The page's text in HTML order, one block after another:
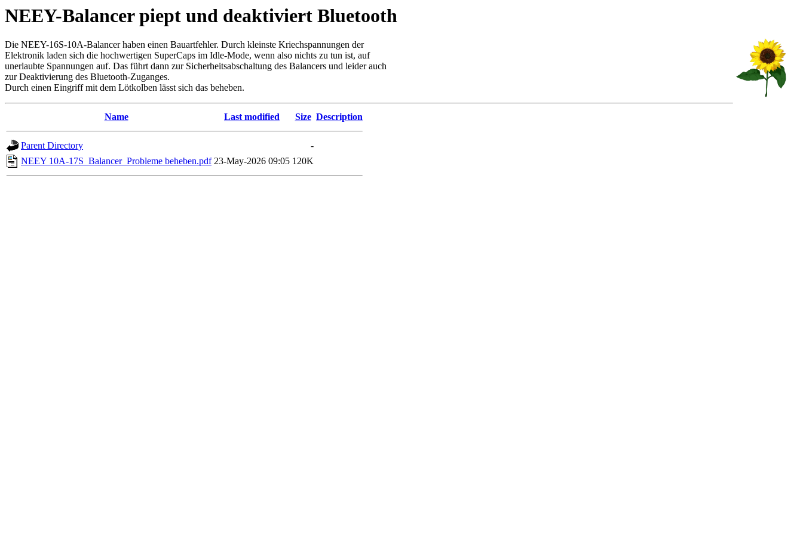
NEEY-Balancer piept und deaktiviert Bluetooth
Die NEEY-16S-10A-Balancer haben einen Bauartfehler. Durch kleinste Kriechspannungen der
Elektronik laden sich die hochwertigen SuperCaps im Idle-Mode, wenn also nichts zu tun ist, auf
unerlaubte Spannungen auf. Das führt dann zur Sicherheitsabschaltung des Balancers und leider auch
zur Deaktivierung des Bluetooth-Zuganges.
Durch einen Eingriff mit dem Lötkolben lässt sich das beheben.
Name Last modified Size Description
Parent Directory
-
NEEY 10A-17S_Balancer_Probleme beheben.pdf 23-May-2026 09:05 120K